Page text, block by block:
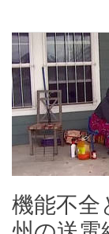
機能不全